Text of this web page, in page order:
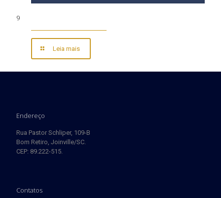
9
Leia mais
Endereço
Rua Pastor Schliper, 109-B
Bom Retiro, Joinville/SC.
CEP: 89.222-515.
Contatos